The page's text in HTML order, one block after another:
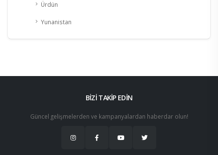
Ürdün
Yunanistan
BİZİ TAKİP EDİN
Güncel gelişmelerden ve kampanyalardan haberdar olun!